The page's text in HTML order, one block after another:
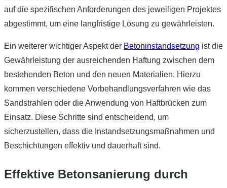
auf die spezifischen Anforderungen des jeweiligen Projektes
abgestimmt, um eine langfristige Lösung zu gewährleisten.
Ein weiterer wichtiger Aspekt der Betoninstandsetzung ist die
Gewährleistung der ausreichenden Haftung zwischen dem
bestehenden Beton und den neuen Materialien. Hierzu
kommen verschiedene Vorbehandlungsverfahren wie das
Sandstrahlen oder die Anwendung von Haftbrücken zum
Einsatz. Diese Schritte sind entscheidend, um
sicherzustellen, dass die Instandsetzungsmaßnahmen und
Beschichtungen effektiv und dauerhaft sind.
Effektive Betonsanierung durch